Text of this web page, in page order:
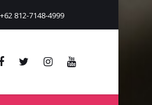
+62 812-7148-4999